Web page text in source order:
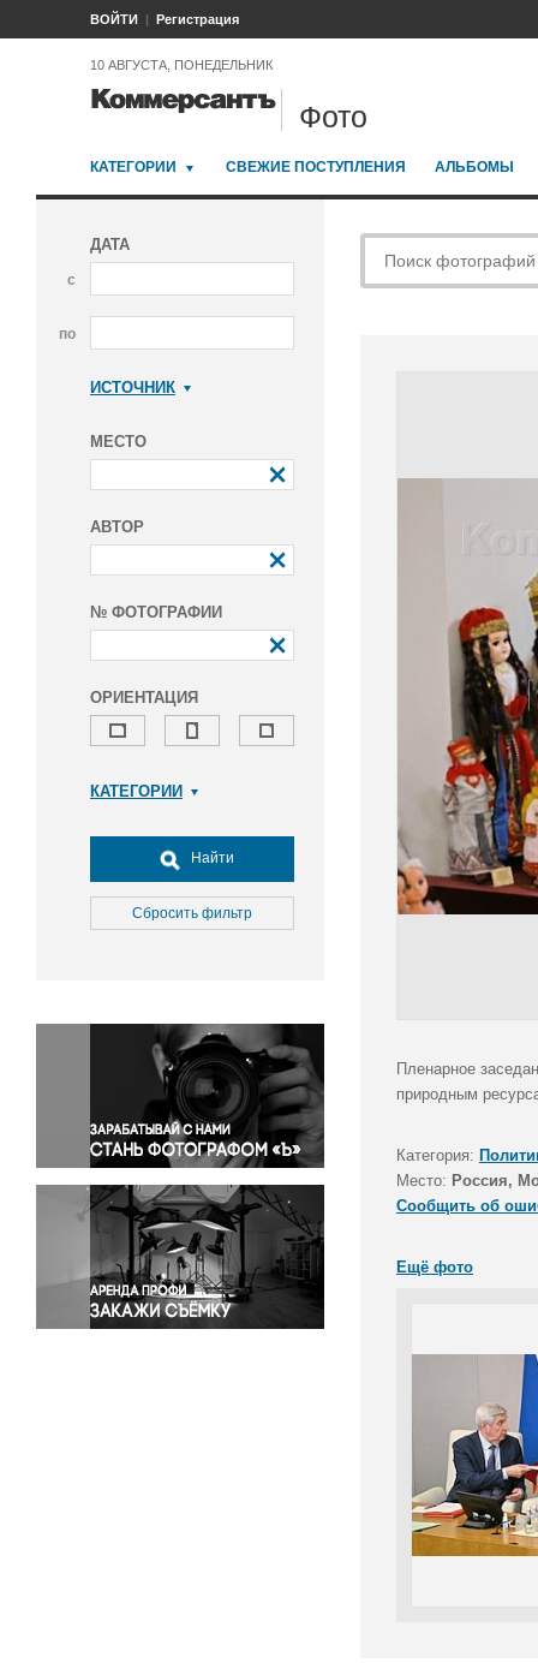
ВОЙТИ Регистрация
10 АВГУСТА, ПОНЕДЕЛЬНИК
Фото
КАТЕГОРИИ СВЕЖИЕ ПОСТУПЛЕНИЯ АЛЬБОМЫ
ДАТА
с
по
ИСТОЧНИК
МЕСТО
АВТОР
№ ФОТОГРАФИИ
ОРИЕНТАЦИЯ
КАТЕГОРИИ
Досуг, туризм и отдых
Культура
Медицина
Окружающая среда
Политика
Правосудие
Происшествия и конфликты
Религия
Светская жизнь
Спорт
Экология
Экономика и бизнес
Найти
Сбросить фильтр
Пленарное
природным
Категория:
Место: Россия,
Сообщить об
Ещё фото